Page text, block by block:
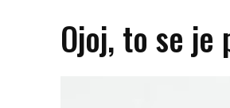
Ojoj, to se